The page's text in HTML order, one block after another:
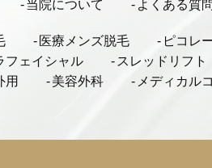
当院について よくある質問
医療メンズ脱毛 ピコレ
フェイシャル
スレッドリフト
用
美容外科 メディカル